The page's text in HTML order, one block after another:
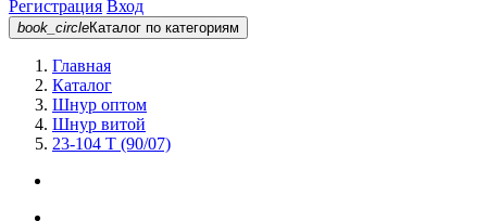
Регистрация Вход
book_circleКаталог по категориям
Главная
Каталог
Шнур оптом
Шнур витой
23-104 T (90/07)